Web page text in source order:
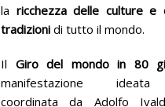
la ricchezza delle culture e
tradizioni di tutto il mondo.
Il Giro del mondo in 80
manifestazione
coordinata da Adolfo